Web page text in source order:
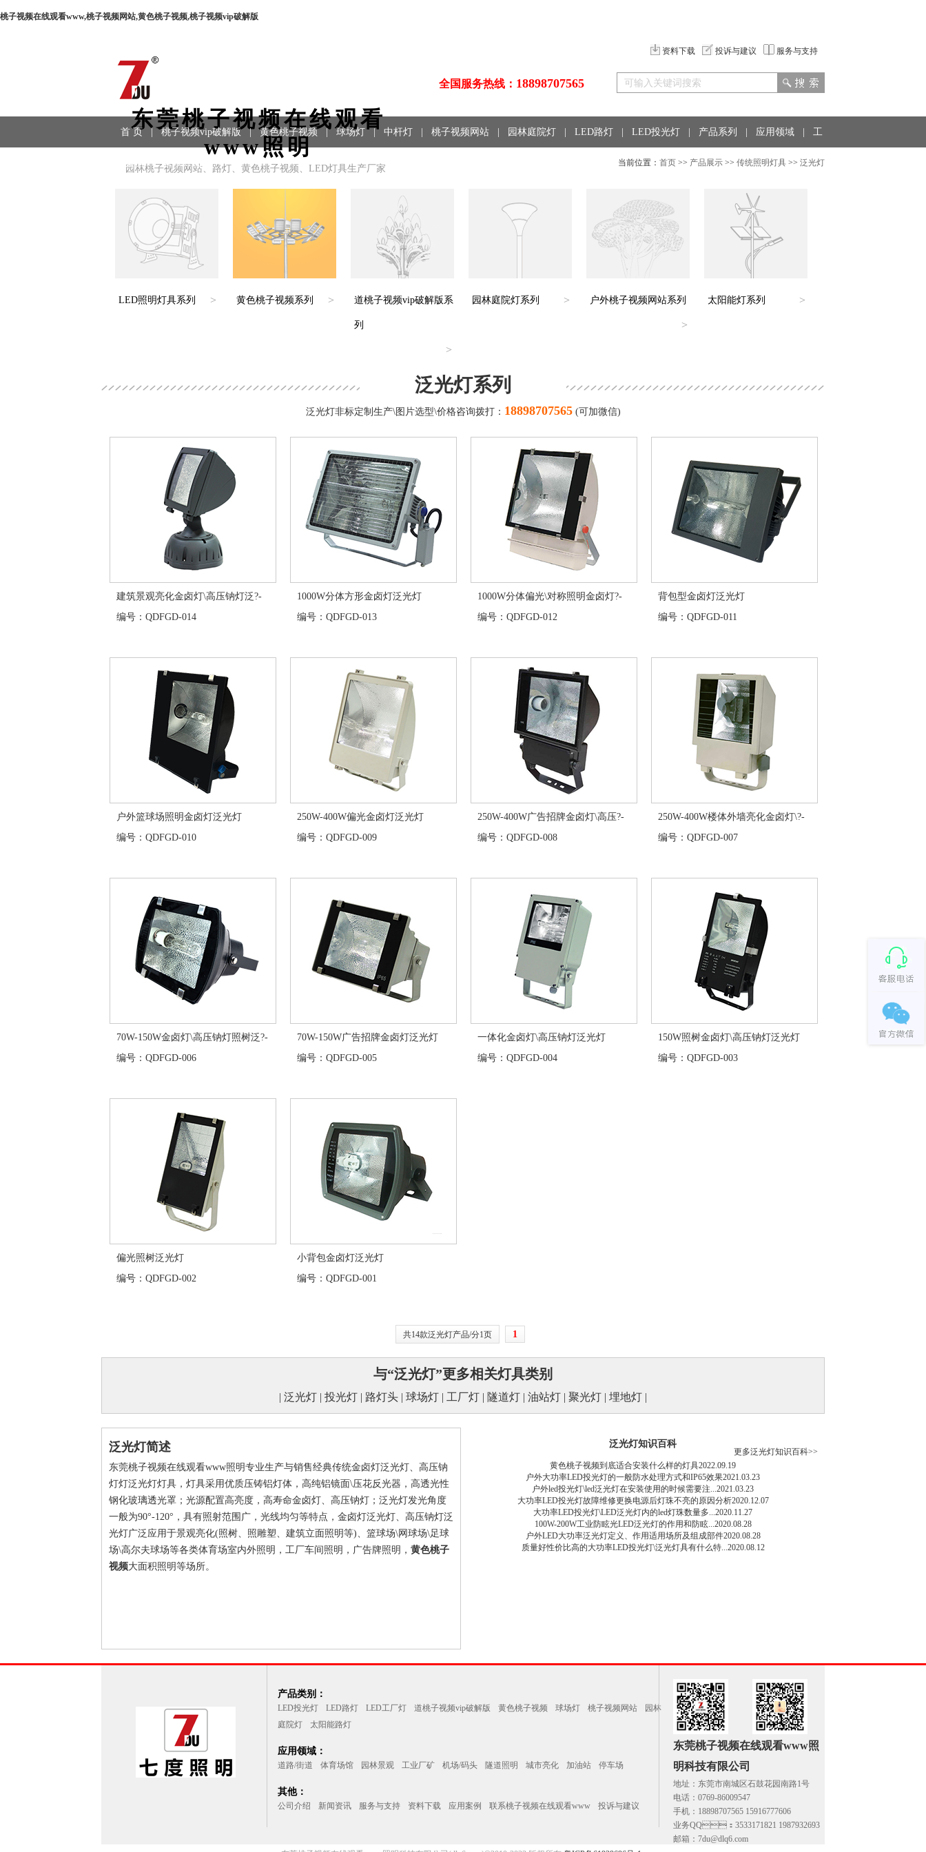
桃子视频在线观看www,桃子视频网站,黄色桃子视频,桃子视频vip破解版
东莞桃子视频在线观看
www照明
园林桃子视频网站、路灯、黄色桃子视频、LED灯具生产厂家
资料下载 投诉与建议 服务与支持
全国服务热线： 18898707565
首 页 桃子视频vip破解版 | 黄色桃子视频 | 球场灯 | 中杆灯 桃子视频网站 园林庭院灯 LED路灯 LED投光灯 产品系列 应用领域 工
程案例 | 联系方式 当前位置： 首页 >> 产品展示 >> 传统照明灯具 >> 泛光灯
LED照明灯具系列 > 黄色桃子视频系列 > 道桃子视频vip破解版系
列
>
园林庭院灯系列 > 户外桃子视频网站系列
>
太阳能灯系列 >
泛光灯系列
泛光灯非标定制生产\图片选型\价格咨询拨打： 18898707565(可加微信)
建筑景观亮化金卤灯\高压钠灯泛?-
编号：QDFGD-014
1000W分体方形金卤灯泛光灯
编号：QDFGD-013
1000W分体偏光\对称照明金卤灯?-
编号：QDFGD-012
背包型金卤灯泛光灯
编号：QDFGD-011
户外篮球场照明金卤灯泛光灯
编号：QDFGD-010
250W-400W偏光金卤灯泛光灯
编号：QDFGD-009
250W-400W广告招牌金卤灯\高压?-
编号：QDFGD-008
250W-400W楼体外墙亮化金卤灯\?-
编号：QDFGD-007
70W-150W金卤灯\高压钠灯照树泛?-
编号：QDFGD-006
70W-150W广告招牌金卤灯泛光灯
编号：QDFGD-005
一体化金卤灯\高压钠灯泛光灯
编号：QDFGD-004
150W照树金卤灯\高压钠灯泛光灯
编号：QDFGD-003
偏光照树泛光灯
编号：QDFGD-002
小背包金卤灯泛光灯
编号：QDFGD-001
共14款泛光灯产品/分1页 1
与“泛光灯”更多相关灯具类别
| 泛光灯 | 投光灯 | 路灯头 | 球场灯 | 工厂灯 | 隧道灯 | 油站灯 | 聚光灯 | 埋地灯 |
泛光灯简述
东莞桃子视频在线观看www照明专业生产与销售经典传统金卤灯泛光灯、高压钠
灯灯泛光灯灯具，灯具采用优质压铸铝灯体，高纯铝镜面\压花反光器，高透光性
钢化玻璃透光罩；光源配置高亮度，高寿命金卤灯、高压钠灯；泛光灯发光角度
一般为90°-120°，具有照射范围广，光线均匀等特点，金卤灯泛光灯、高压钠灯泛
光灯广泛应用于景观亮化(照树、照雕塑、建筑立面照明等)、篮球场\网球场\足球
场\高尔夫球场等各类体育场室内外照明，工厂车间照明，广告牌照明， 黄色桃子
视频大面积照明等场所。
泛光灯知识百科
更多泛光灯知识百科>>
黄色桃子视频到底适合安装什么样的灯具2022.09.19
户外大功率LED投光灯的一般防水处理方式和IP65效果2021.03.23
户外led投光灯\led泛光灯在安装使用的时候需要注...2021.03.23
大功率LED投光灯故障维修更换电源后灯珠不亮的原因分析2020.12.07
大功率LED投光灯\LED泛光灯内的led灯珠数量多...2020.11.27
100W-200W工业防眩光LED泛光灯的作用和防眩...2020.08.28
户外LED大功率泛光灯定义、作用适用场所及组成部件2020.08.28
质量好性价比高的大功率LED投光灯\泛光灯具有什么特...2020.08.12
产品类别：
LED投光灯 LED路灯 LED工厂灯 道桃子视频vip破解版 黄色桃子视频 球场灯 桃子视频网站
园林
庭院灯
太阳能路灯
应用领域：
道路/街道 体育场馆 园林景观 工业厂矿 机场/码头 隧道照明 城市亮化 加油站 停车场
其他：
公司介绍 新闻资讯 服务与支持 资料下载 应用案例 联系桃子视频在线观看www 投诉与建议
东莞桃子视频在线观看www照
明科技有限公司
地址：东莞市南城区石鼓花园南路1号
电话：0769-86009547
手机：18898707565 15916777606
业务QQ：3533171821 1987932693
邮箱：7du@dlq6.com